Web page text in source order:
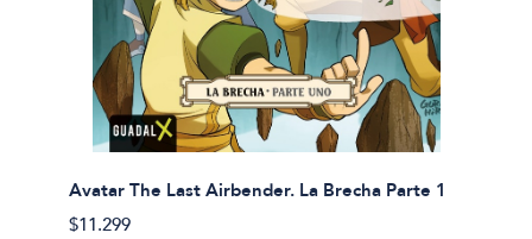
Avatar The Last Airbender. La Brecha Parte 1
$11.299